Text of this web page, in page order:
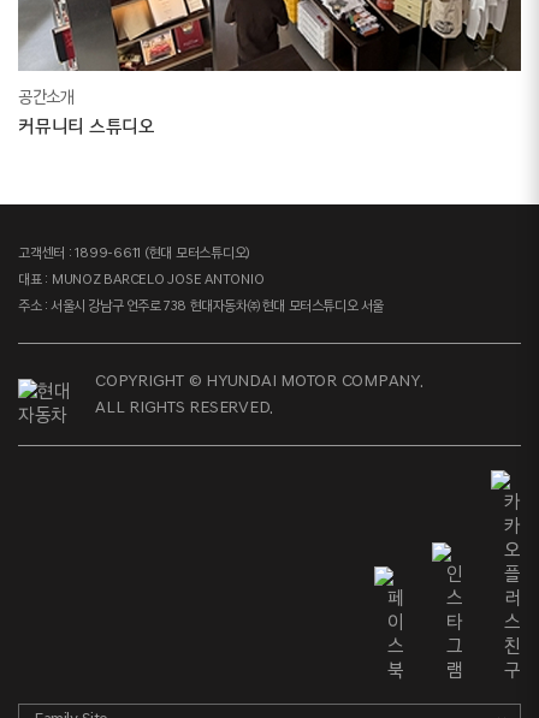
공간소개
커뮤니티 스튜디오
고객센터 : 1899-6611 (현대 모터스튜디오)
대표 : MUNOZ BARCELO JOSE ANTONIO
주소 : 서울시 강남구 언주로 738 현대자동차㈜ 현대 모터스튜디오 서울
COPYRIGHT © HYUNDAI MOTOR COMPANY.
ALL RIGHTS RESERVED.